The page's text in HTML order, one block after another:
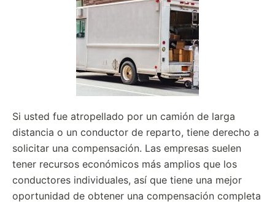
Si usted fue atropellado por un camión de larga
distancia o un conductor de reparto, tiene derecho a
solicitar una compensación. Las empresas suelen
tener recursos económicos más amplios que los
conductores individuales, así que tiene una mejor
oportunidad de obtener una compensación completa